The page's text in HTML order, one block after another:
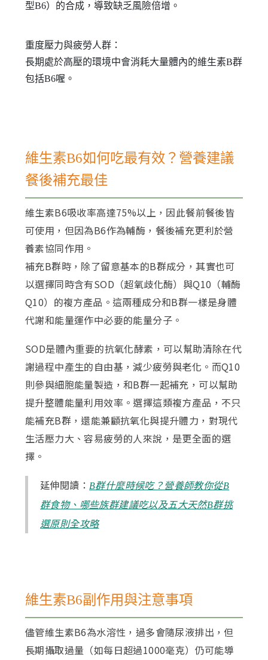
型B6）的合成，導致缺乏風險倍增。
重度壓力與疲勞人群：
長期處於高壓的環境中會消耗大量體內的維生素B群
包括B6喔。
維生素B6如何吃最有效？營養建議
餐後補充最佳
維生素B6吸收率高達75%以上，因此餐前餐後皆
可使用，但因為B6作為輔酶，餐後補充更利於營
養素協同作用。
補充B群時，除了留意基本的B群成分，其實也可
以選擇同時含有SOD（超氧歧化酶）與Q10（輔酶
Q10）的複方產品。這兩種成分和B群一樣是身體
代謝和能量運作中必要的能量分子。
SOD是體內重要的抗氧化酵素，可以幫助清除在代
謝過程中產生的自由基，減少疲勞與老化。而Q10
則參與細胞能量製造，和B群一起補充，可以幫助
提升整體能量利用效率。選擇這類複方產品，不只
能補充B群，還能兼顧抗氧化與提升體力，對現代
生活壓力大、容易疲勞的人來說，是更全面的選
擇。
延伸閱讀： B群什麼時候吃？營養師教你從B
群食物、哪些族群建議吃以及五大天然B群挑
選原則全攻略
維生素B6副作用與注意事項
儘管維生素B6為水溶性，過多會隨尿液排出，但
長期攝取過量（如每日超過1000毫克）仍可能導